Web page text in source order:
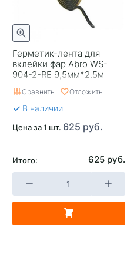
Герметик-лента для
вклейки фар Abro WS-
904-2-RE 9,5мм*2.5м
Сравнить Отложить
В наличии
Цена за 1 шт. 625 руб.
Итого: 625 руб.